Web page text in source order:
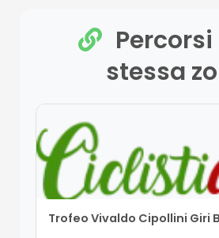
stessa
Trofeo Vivaldo Cipollini Giri